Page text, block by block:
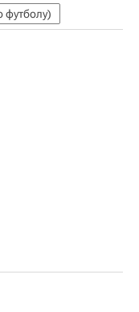
футболу)